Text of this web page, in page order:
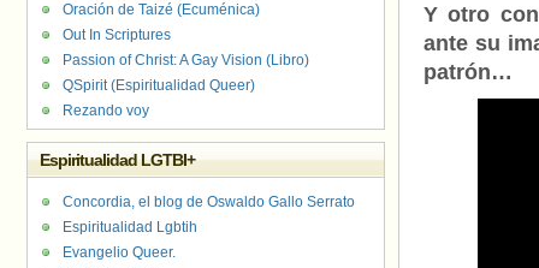
Y otro
ante su
patrón…
Oración de Taizé (Ecuménica)
Out In Scriptures
Passion of Christ: A Gay Vision (Libro)
QSpirit (Espiritualidad Queer)
Rezando voy
Espiritualidad LGTBI+
Concordia, el blog de Oswaldo Gallo Serrato
Espiritualidad Lgbtih
Evangelio Queer.